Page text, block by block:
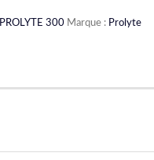
PROLYTE 300 Marque : Prolyte